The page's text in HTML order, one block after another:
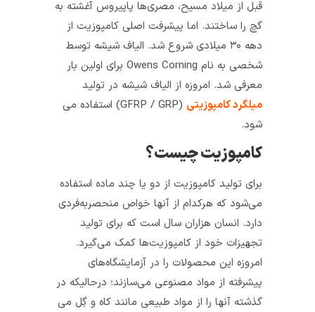
قبل از میلاد مسیح، مصری‌ها پاپیروس آغشته به
گچ را ساختند. اما پیشرفت اصلی کامپوزیت از
دهه ۳۰ میلادی شروع شد. الیاف شیشه توسط
شخصی به نام Owens Corning برای اولین بار
معرفی شد. امروزه از الیاف شیشه در تولید
میلگرد کامپوزیتی
(GFRP / GRP) استفاده می­‌
کامپوزیت چیست؟
برای تولید کامپوزیت از دو یا چند ماده استفاده
می‌شود که هرکدام از آن­ها خواص منحصر­به­‌فردی
دارد. انسان هزاران سال است که برای تولید
تجهیزات خود از کامپوزیت‌ها کمک می‌گیرد.
امروزه این محصولات را در آزمایشگاه‌های
پیشرفته از مواد مصنوعی می‌سازند؛ در­حالی­که در
گذشته آن­ها را از مواد طبیعی مانند کاه و گِل می­‌